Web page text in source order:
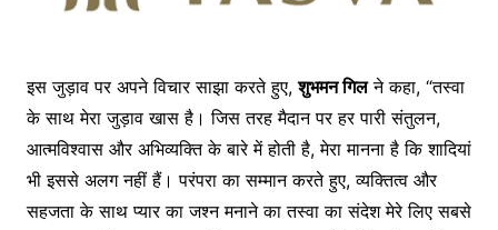
इस जुड़ाव पर अपने विचार साझा करते हुए,शुभमन गिलने कहा, “तस्वा
के साथ मेरा जुड़ाव खास है। जिस तरह मैदान पर हर पारी संतुलन,
आत्मविश्वास और अभिव्यक्ति के बारे में होती है, मेरा मानना ​​है कि शादियां
भी इससे अलग नहीं हैं। परंपरा का सम्मान करते हुए, व्यक्तित्व और
सहजता के साथ प्यार का जश्न मनाने का तस्वा का संदेश मेरे लिए सबसे